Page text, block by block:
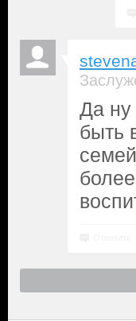
Да ну
быть